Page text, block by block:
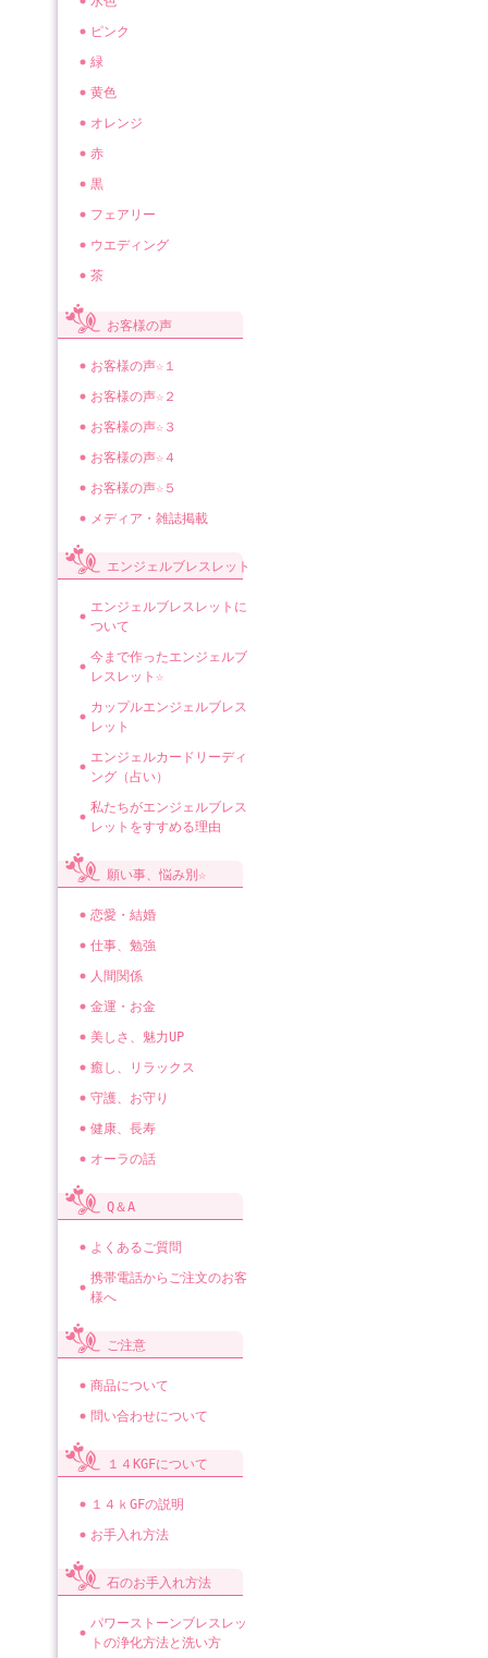
ピンク
緑
黄色
オレンジ
赤
黒
フェアリー
ウエディング
茶
お客様の声
お客様の声☆１
お客様の声☆２
お客様の声☆３
お客様の声☆４
お客様の声☆５
メディア・雑誌掲載
エンジェルブレスレット
エンジェルブレスレットに
ついて
今まで作ったエンジェルブ
レスレット☆
カップルエンジェルブレス
レット
エンジェルカードリーディ
ング（占い）
私たちがエンジェルブレス
レットをすすめる理由
願い事、悩み別☆
恋愛・結婚
仕事、勉強
人間関係
金運・お金
美しさ、魅力UP
癒し、リラックス
守護、お守り
健康、長寿
オーラの話
Q＆A
よくあるご質問
携帯電話からご注文のお客
様へ
ご注意
商品について
問い合わせについて
１４KGFについて
１４ｋGFの説明
お手入れ方法
石のお手入れ方法
パワーストーンブレスレッ
トの浄化方法と洗い方